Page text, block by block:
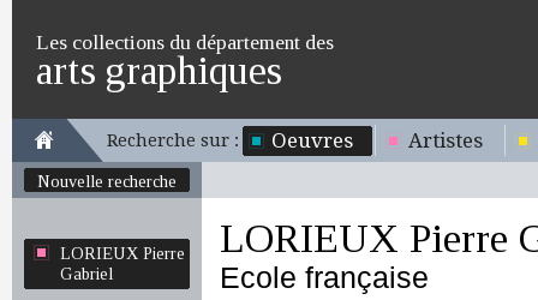
Les collections du département des
arts graphiques
Recherche sur : Oeuvres Artistes
Nouvelle recherche
LORIEUX Pierre
Gabriel
LORIEUX Pierre
Ecole française